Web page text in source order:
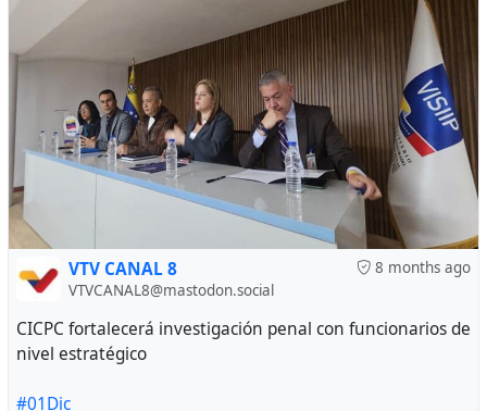
8 months ago
VTV CANAL 8
VTVCANAL8@mastodon.social
CICPC fortalecerá investigación penal con funcionarios de
nivel estratégico
#01Dic